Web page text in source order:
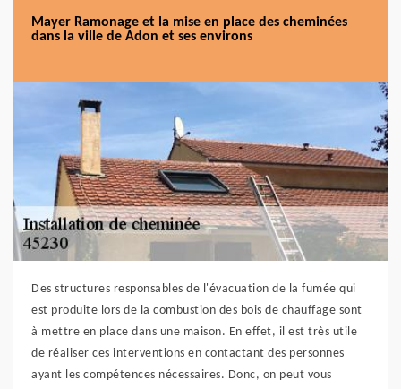
Mayer Ramonage et la mise en place des cheminées
dans la ville de Adon et ses environs
Des structures responsables de l'évacuation de la fumée qui
est produite lors de la combustion des bois de chauffage sont
à mettre en place dans une maison. En effet, il est très utile
de réaliser ces interventions en contactant des personnes
ayant les compétences nécessaires. Donc, on peut vous